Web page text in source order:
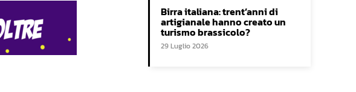
Birra italiana: trent’anni di
artigianale hanno creato un
turismo brassicolo?
29 Luglio 2026